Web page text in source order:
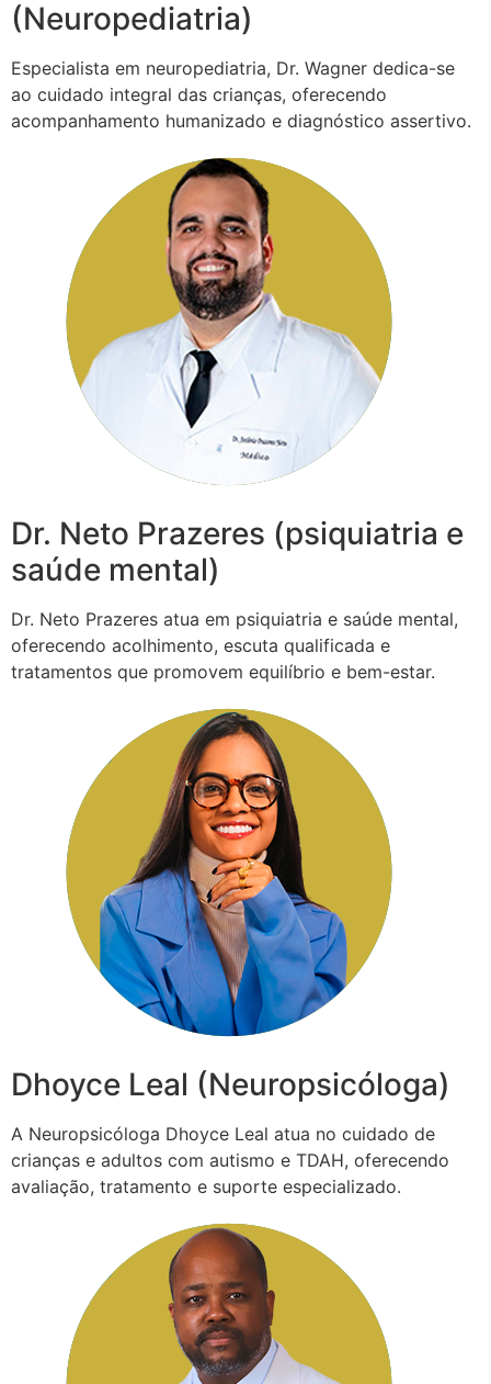
(Neuropediatria)
Especialista em neuropediatria, Dr. Wagner dedica-se
ao cuidado integral das crianças, oferecendo
acompanhamento humanizado e diagnóstico assertivo.
Dr. Neto Prazeres (psiquiatria e
saúde mental)
Dr. Neto Prazeres atua em psiquiatria e saúde mental,
oferecendo acolhimento, escuta qualificada e
tratamentos que promovem equilíbrio e bem-estar.
Dhoyce Leal (Neuropsicóloga)
A Neuropsicóloga Dhoyce Leal atua no cuidado de
crianças e adultos com autismo e TDAH, oferecendo
avaliação, tratamento e suporte especializado.